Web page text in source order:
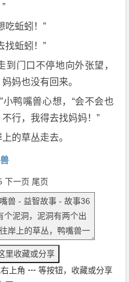
吃蚯蚓！”
找蚯蚓！”
门口不停地向外张望，
妈也没有回来。
鸭嘴兽心想，“会不会也
行，我得去找妈妈！”
的草丛走去。
下一页 尾页
上角 ┅ 等按钮，收藏或分享